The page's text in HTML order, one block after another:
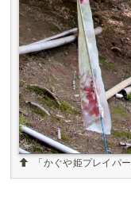
「かぐや姫プレイパ